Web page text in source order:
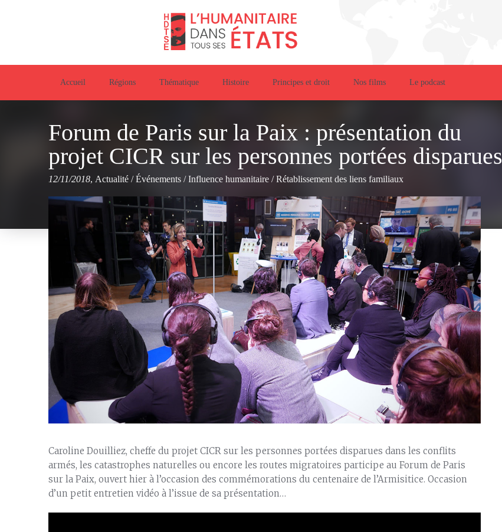
Accueil Régions Thématique Histoire Principes et droit Nos films Le podcast
Forum de Paris sur la Paix : présentation du
projet CICR sur les personnes portées disparues
12/11/2018, Actualité /Événements /Influence humanitaire /Rétablissement des liens familiaux
Caroline Douilliez, cheffe du projet CICR sur les personnes portées disparues dans les conflits
armés, les catastrophes naturelles ou encore les routes migratoires participe au Forum de Paris
sur la Paix, ouvert hier à l’occasion des commémorations du centenaire de l’Armisitice. Occasion
d’un petit entretien vidéo à l’issue de sa présentation…